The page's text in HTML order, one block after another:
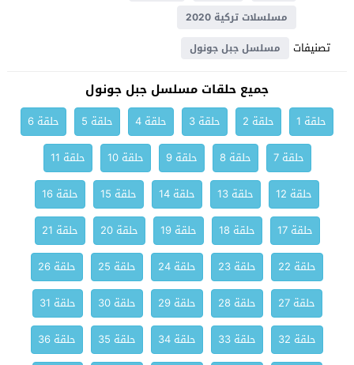
مسلسلات تركية 2020
تصنيفات مسلسل جبل جونول
جميع حلقات مسلسل جبل جونول
حلقة 1 حلقة 2 حلقة 3 حلقة 4 حلقة 5
حلقة 6
حلقة 7
حلقة 8 حلقة 9 حلقة 10
حلقة 11
حلقة 12
حلقة 13 حلقة 14 حلقة 15
حلقة 16
حلقة 17
حلقة 18 حلقة 19 حلقة 20
حلقة 21
حلقة 22
حلقة 23 حلقة 24 حلقة 25
حلقة 26
حلقة 27
حلقة 28 حلقة 29 حلقة 30
حلقة 31
حلقة 32
حلقة 33 حلقة 34 حلقة 35
حلقة 36